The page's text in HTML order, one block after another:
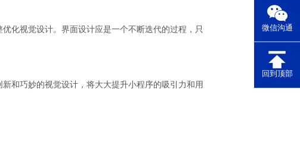
微信沟通
回到顶部
化视觉设计。界面设计应是一个不断迭代的过程，只
和巧妙的视觉设计，将大大提升小程序的吸引力和用